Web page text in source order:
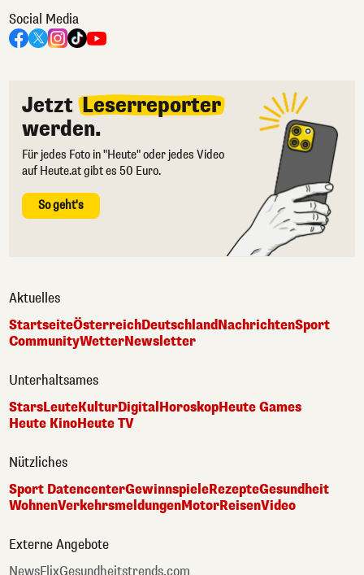
Social Media
Jetzt Leserreporter
werden.
Für jedes Foto in "Heute" oder jedes Video
auf Heute.at gibt es 50 Euro.
So geht's
Aktuelles
StartseiteÖsterreichDeutschlandNachrichtenSport
CommunityWetterNewsletter
Unterhaltsames
StarsLeuteKulturDigital HoroskopHeute Games
Heute KinoHeute TV
Nützliches
Sport DatencenterGewinnspieleRezepteGesundheit
WohnenVerkehrsmeldungenMotorReisenVideo
Externe Angebote
NewsFlixGesundheitstrends.com